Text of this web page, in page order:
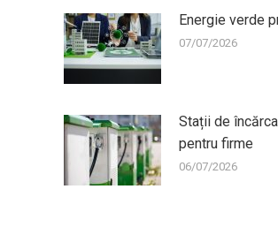
Energie verde
07/07/2026
Stații de
pentru firme
06/07/2026